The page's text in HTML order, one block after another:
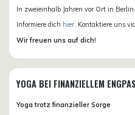
In zweieinhalb Jahren vor Ort in
Informiere dich hier. Kontaktiere uns via
Wir freuen uns auf dich!
YOGA BEI FINANZIELLEM
Yoga trotz finanzieller Sorge